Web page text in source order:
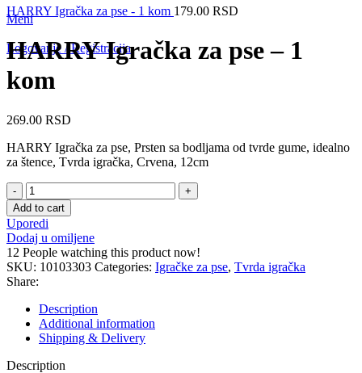
Meni
Logovanje / Registracija
HARRY Igračka za pse - 1 kom 179.00 RSD
HARRY Igračka za pse – 1
kom
269.00 RSD
HARRY Igračka za pse, Prsten sa bodljama od tvrde gume, idealno
za štence, Tvrda igračka, Crvena, 12cm
HARRY
Igračka
za
pse
-
1
kom
quantity
Add to cart
Uporedi
Dodaj u omiljene
12 People watching this product now!
SKU: 10103303 Categories: Igračke za pse, Tvrda igračka
Share:
Description
Additional information
Shipping & Delivery
Description